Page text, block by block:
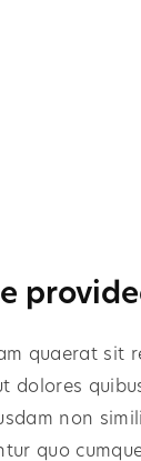
quaerat sit
dolores
non
quo